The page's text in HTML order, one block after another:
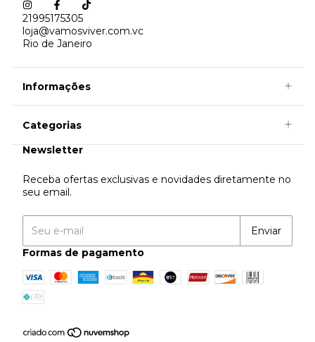
21995175305
loja@vamosviver.com.vc
Rio de Janeiro
Informações
Categorias
Newsletter
Receba ofertas exclusivas e novidades diretamente no
seu email.
Formas de pagamento